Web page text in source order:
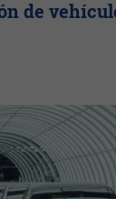
de